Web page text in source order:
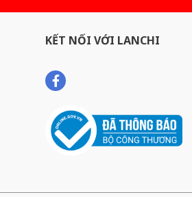
KẾT NỐI VỚI LANCHI